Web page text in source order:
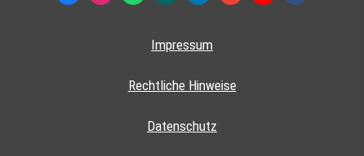
Impressum
Rechtliche Hinweise
Datenschutz